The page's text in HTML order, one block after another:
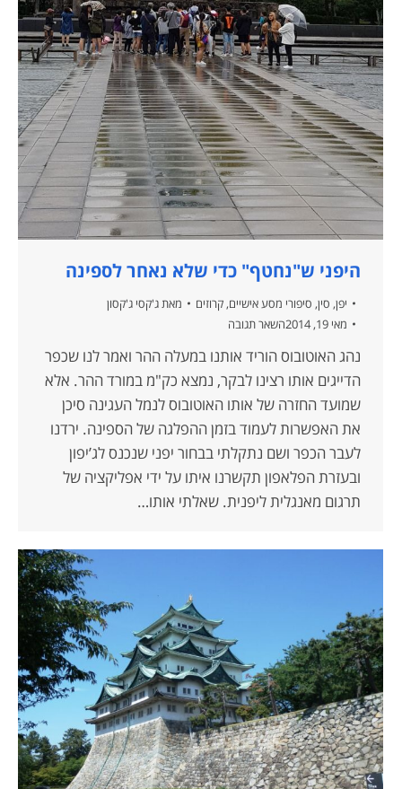
היפני ש"נחטף" כדי שלא נאחר לספינה
יפן, סין, סיפורי מסע אישיים, קרוזים מאת ג'קסי ג'קסון
מאי 19, 2014
השאר תגובה
נהג האוטובוס הוריד אותנו במעלה ההר ואמר לנו שכפר
הדייגים אותו רצינו לבקר, נמצא כק"מ במורד ההר. אלא
שמועד החזרה של אותו האוטובוס לנמל העגינה סיכן
את האפשרות לעמוד בזמן ההפלגה של הספינה. ירדנו
לעבר הכפר ושם נתקלתי בבחור יפני שנכנס לג’יפון
ובעזרת הפלאפון תקשרנו איתו על ידי אפליקציה של
תרגום מאנגלית ליפנית. שאלתי אותו…